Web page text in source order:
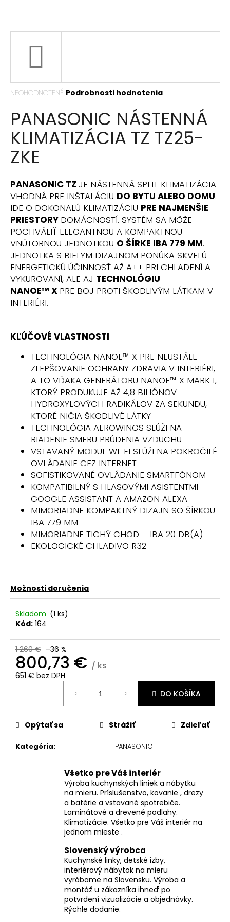
Priemerné
produktu
je
0,0
5
hviezdičiek.
NEOHODNOTENÉ Podrobnosti hodnotenia
PANASONIC NÁSTENNÁ
KLIMATIZÁCIA TZ TZ25-
ZKE
PANASONIC TZ JE NÁSTENNÁ SPLIT KLIMATIZÁCIA
VHODNÁ PRE INŠTALÁCIU DO BYTU ALEBO DOMU.
IDE O DOKONALÚ KLIMATIZÁCIU PRE NAJMENŠIE
PRIESTORY DOMÁCNOSTÍ. SYSTÉM SA MÔŽE
POCHVÁLIŤ ELEGANTNOU A KOMPAKTNOU
VNÚTORNOU JEDNOTKOU O ŠÍRKE IBA 779 MM.
JEDNOTKA S BIELYM DIZAJNOM PONÚKA SKVELÚ
ENERGETICKÚ ÚČINNOSŤ AŽ A++ PRI CHLADENÍ A
VYKUROVANÍ, ALE AJ TECHNOLÓGIU
NANOE™ X PRE BOJ PROTI ŠKODLIVÝM LÁTKAM V
INTERIÉRI.
KĽÚČOVÉ VLASTNOSTI
TECHNOLÓGIA NANOE™ X PRE NEUSTÁLE
ZLEPŠOVANIE OCHRANY ZDRAVIA V INTERIÉRI,
A TO VĎAKA GENERÁTORU NANOE™ X MARK 1,
KTORÝ PRODUKUJE AŽ 4,8 BILIÓNOV
HYDROXYLOVÝCH RADIKÁLOV ZA SEKUNDU,
KTORÉ NIČIA ŠKODLIVÉ LÁTKY
TECHNOLÓGIA AEROWINGS SLÚŽI NA
RIADENIE SMERU PRÚDENIA VZDUCHU
VSTAVANÝ MODUL WI-FI SLÚŽI NA POKROČILÉ
OVLÁDANIE CEZ INTERNET
SOFISTIKOVANÉ OVLÁDANIE SMARTFÓNOM
KOMPATIBILNÝ S HLASOVÝMI ASISTENTMI
GOOGLE ASSISTANT A AMAZON ALEXA
MIMORIADNE KOMPAKTNÝ DIZAJN SO ŠÍRKOU
IBA 779 MM
MIMORIADNE TICHÝ CHOD – IBA 20 DB(A)
EKOLOGICKÉ CHLADIVO R32
Možnosti doručenia
Skladom (1 ks)
Kód: 164
1 260 € –36 %
800,73 € / ks
651 € bez DPH
DO KOŠÍKA
Kategória: PANASONIC
Opýtať sa Strážiť Zdieľať
Všetko pre Váš interiér
Výroba kuchynských liniek a nábytku
na mieru. Príslušenstvo, kovanie , drezy
a batérie a vstavané spotrebiče.
Laminátové a drevené podlahy.
Klimatizácie. Všetko pre Váš interiér na
jednom mieste .
Slovenský výrobca
Kuchynské linky, detské izby,
interiérový nábytok na mieru
vyrábame na Slovensku. Výroba a
montáž u zákazníka ihneď po
potvrdení vizualizácie a objednávky.
Rýchle dodanie.
HĽADAŤ
O
p
o
r
ú
č
a
m
e